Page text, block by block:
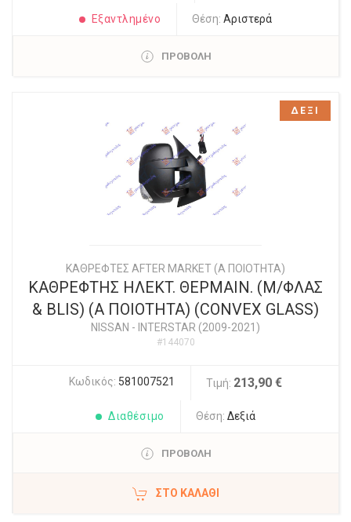
Εξαντλημένο Θέση:Αριστερά
ΠΡΟΒΟΛΗ
ΚΑΘΡΕΦΤΕΣ AFTER MARKET (Α ΠΟΙΟΤΗΤΑ)
ΚΑΘΡΕΦΤΗΣ ΗΛΕΚT. ΘΕΡΜΑΙΝ. (Μ/ΦΛΑΣ
& BLIS) (Α ΠΟΙΟΤΗΤΑ) (CONVEX GLASS)
NISSAN - INTERSTAR (2009-2021)
#144070
Κωδικός: 581007521 Τιμή: 213,90 €
Διαθέσιμο Θέση: Δεξιά
ΠΡΟΒΟΛΗ
ΣΤΟ ΚΑΛΆΘΙ
ΔΕΞΙ